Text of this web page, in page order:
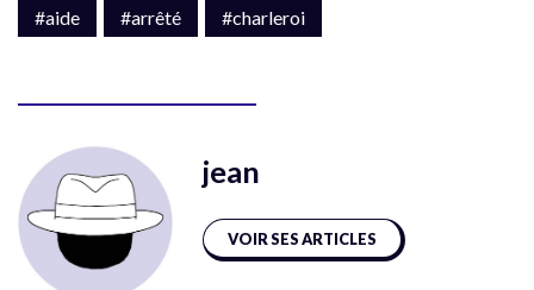
#aide #arrêté #charleroi
jean
VOIR SES ARTICLES